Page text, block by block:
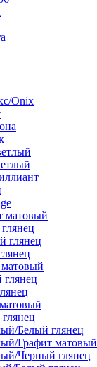
Onix
матовый
глянец
Белый глянец
Графит матовый
Черный глянец